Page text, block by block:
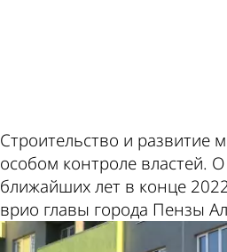
Строительство и развитие
особом контроле властей.
ближайших лет в конце
врио главы города Пензы